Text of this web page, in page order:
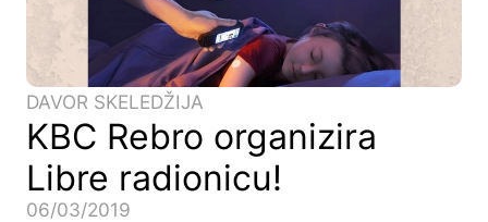
DAVOR SKELEDŽIJA
KBC Rebro organizira
Libre radionicu!
06/03/2019